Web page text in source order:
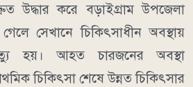
উদ্ধার করে বড়াইগ্রাম উপজেলা
গেলে সেখানে চিকিৎসাধীন অবস্থায়
হয়। আহত চারজনের অবস্থা
চিকিৎসা শেষে উন্নত চিকিৎসার